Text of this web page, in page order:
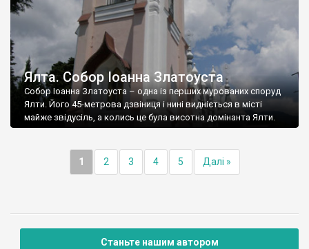
Ялта. Собор Іоанна Златоуста
Собор Іоанна Златоуста – одна із перших мурованих споруд
Ялти. Його 45-метрова дзвіниця і нині видніється в місті
майже звідусіль, а колись це була висотна домінанта Ялти.
1 2 3 4 5 Далі »
Станьте нашим автором